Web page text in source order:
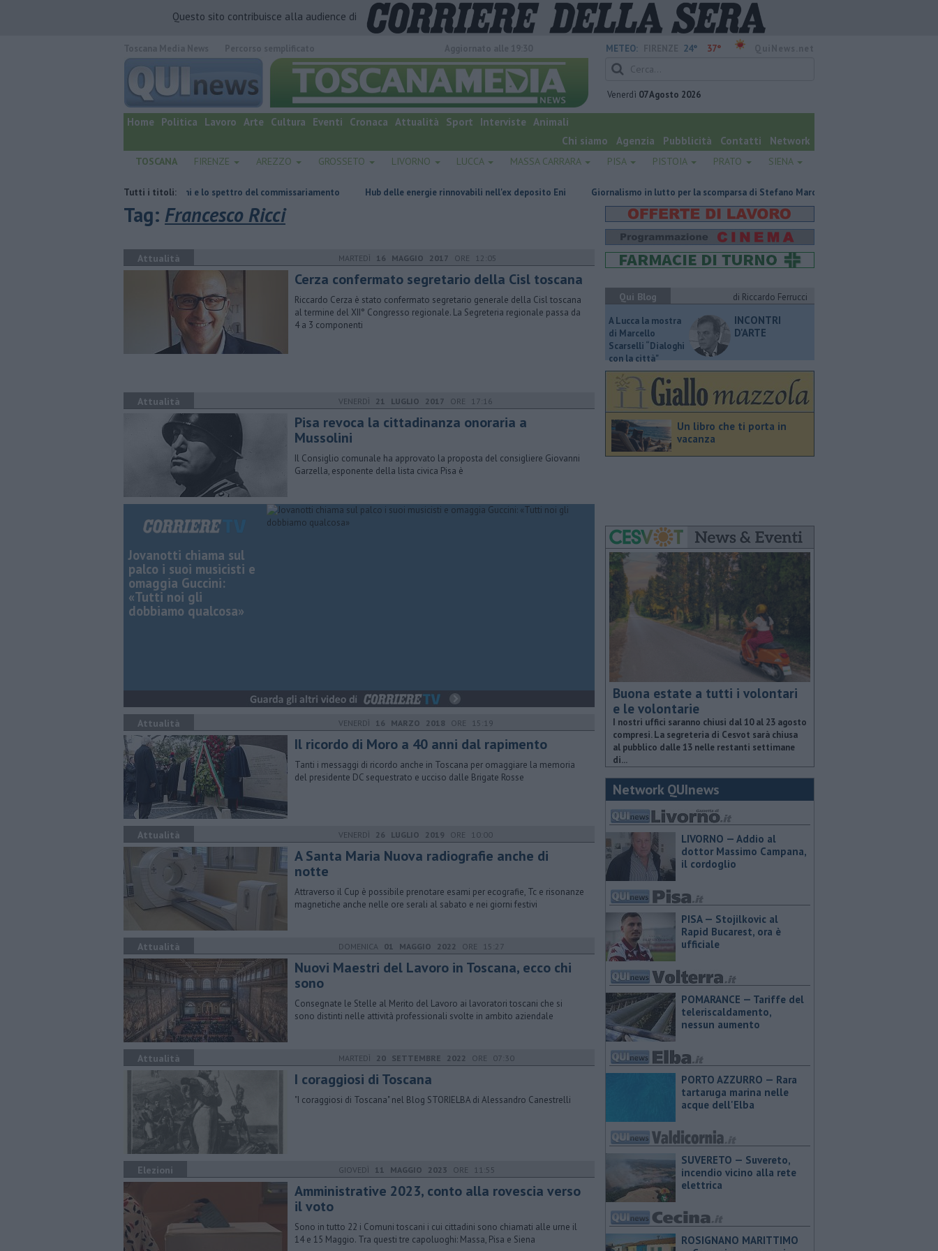
Questo sito contribuisce alla audience di
quotidiano online.
METEO: 24° 37°
Venerdì 07 Agosto 2026
Home Politica Lavoro Arte Cultura Eventi Cronaca Attualità Sport Interviste Animali
Chi siamo
Agenzia Pubblicità Contatti Network
TOSCANA FIRENZE AREZZO GROSSETO LIVORNO LUCCA MASSA CARRARA PISA PISTOIA PRATO SIENA
Tutti i titoli:
Retiambiente, il dopo Fortini e lo spettro del commissariamento Hub delle energie rinnovabili nell'ex deposito Eni Giornalismo in lutto per la scomparsa di Stefano Marcelli Contagiata da legionella, non ce
Tag: Francesco Ricci
Attualità MARTEDÌ 16 MAGGIO 2017 ORE 12:05
​Cerza confermato segretario della Cisl toscana
Riccardo Cerza è stato confermato segretario generale della Cisl toscana
al termine del XII° Congresso regionale. La Segreteria regionale passa da
4 a 3 componenti
Attualità VENERDÌ 21 LUGLIO 2017 ORE 17:16
Pisa revoca la cittadinanza onoraria a
Mussolini
Il Consiglio comunale ha approvato la proposta del consigliere Giovanni
Garzella, esponente della lista civica Pisa è
Jovanotti chiama sul
palco i suoi musicisti e
omaggia Guccini:
«Tutti noi gli
dobbiamo qualcosa»
Attualità VENERDÌ 16 MARZO 2018 ORE 15:19
Il ricordo di Moro a 40 anni dal rapimento
Tanti i messaggi di ricordo anche in Toscana per omaggiare la memoria
del presidente DC sequestrato e ucciso dalle Brigate Rosse
Attualità VENERDÌ 26 LUGLIO 2019 ORE 10:00
​A Santa Maria Nuova radiografie anche di
notte
Attraverso il Cup è possibile prenotare esami per ecografie, Tc e risonanze
magnetiche anche nelle ore serali al sabato e nei giorni festivi
Attualità DOMENICA 01 MAGGIO 2022 ORE 15:27
Nuovi Maestri del Lavoro in Toscana, ecco chi
sono
Consegnate le Stelle al Merito del Lavoro ai lavoratori toscani che si
sono distinti nelle attività professionali svolte in ambito aziendale
Attualità MARTEDÌ 20 SETTEMBRE 2022 ORE 07:30
I coraggiosi di Toscana
"I coraggiosi di Toscana" nel Blog STORIELBA di Alessandro Canestrelli
Elezioni GIOVEDÌ 11 MAGGIO 2023 ORE 11:55
Amministrative 2023, conto alla rovescia verso
il voto
Sono in tutto 22 i Comuni toscani i cui cittadini sono chiamati alle urne il
14 e 15 Maggio. Tra questi tre capoluoghi: Massa, Pisa e Siena
Qui Blog
di Riccardo Ferrucci
A Lucca la mostra
di Marcello
Scarselli “Dialoghi
con la città"
INCONTRI
D'ARTE
Un libro che ti porta in
vacanza
Buona estate a tutti i volontari
e le volontarie
I nostri uffici saranno chiusi dal 10 al 23 agosto
compresi. La segreteria di Cesvot sarà chiusa
al pubblico dalle 13 nelle restanti settimane
di...
Network QUInews
LIVORNO — Addio al
dottor Massimo Campana,
il cordoglio
PISA — Stojilkovic al
Rapid Bucarest, ora è
ufficiale
POMARANCE — Tariffe del
teleriscaldamento,
nessun aumento
PORTO AZZURRO — Rara
tartaruga marina nelle
acque dell'Elba
SUVERETO — Suvereto,
incendio vicino alla rete
elettrica
ROSIGNANO MARITTIMO